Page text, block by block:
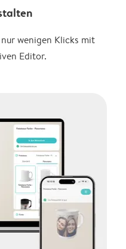
wenigen Klicks mit
Editor.